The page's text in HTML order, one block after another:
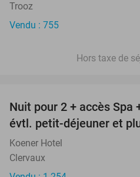
Trooz
Vendu : 755
Hors taxe de
Nuit pour 2 + accès Spa
évtl. petit-déjeuner et
Koener Hotel
Clervaux